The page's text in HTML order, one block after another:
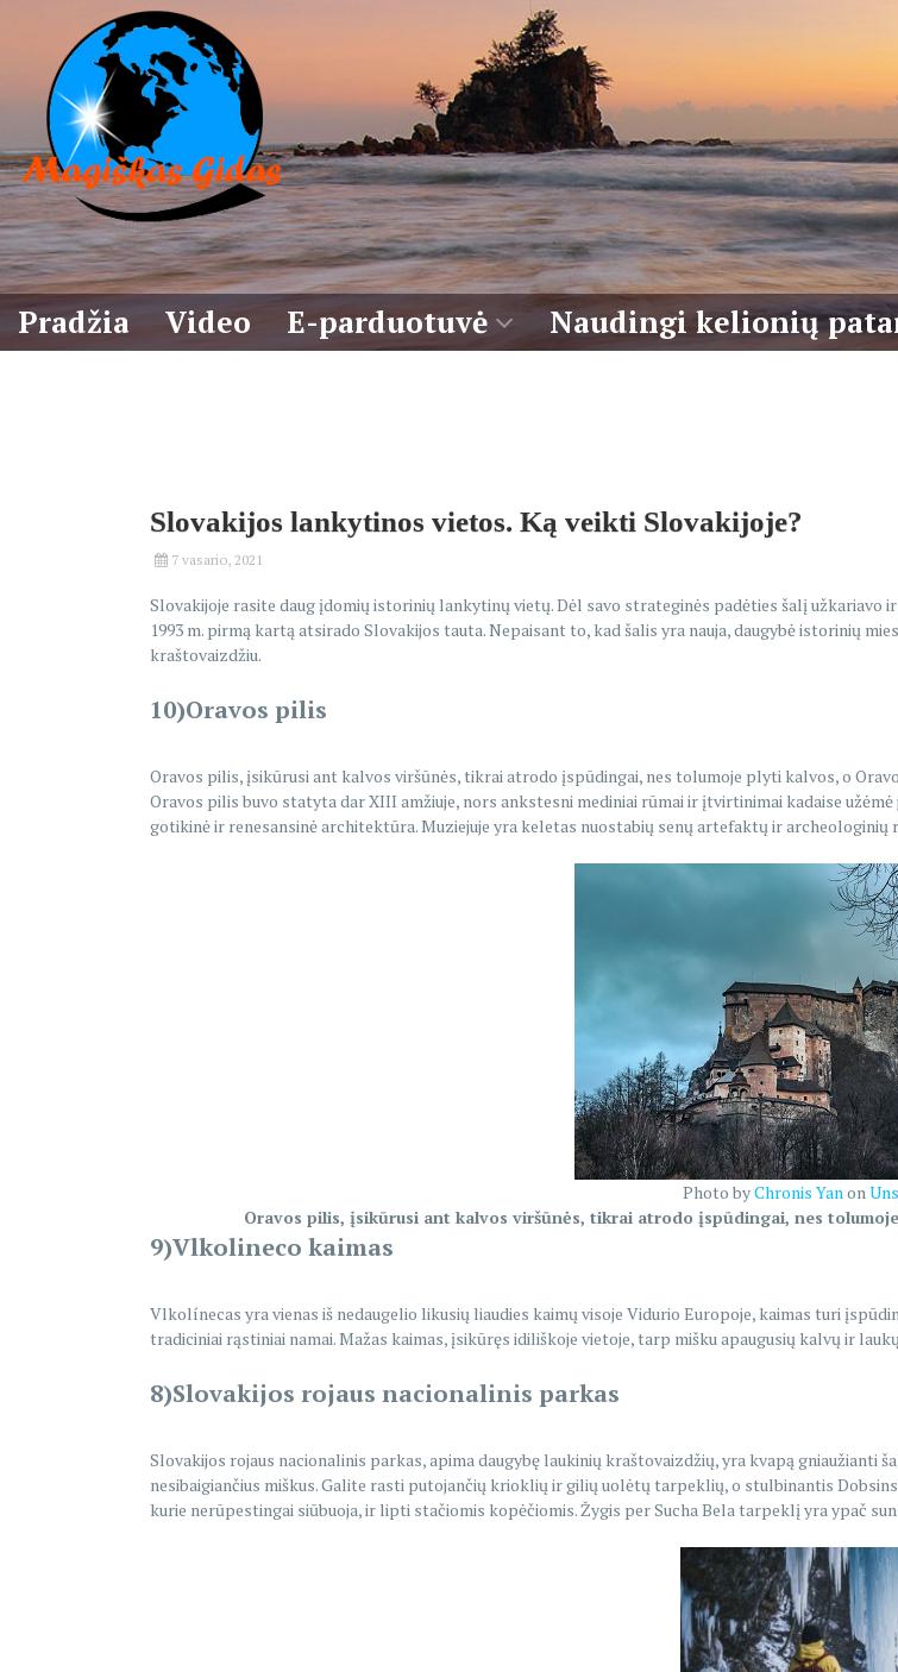
Pradžia Video
E-parduotuvė
Naudingi kelionių
Slovakijos lankytinos vietos. Ką veikti Slovakijoje?
7 vasario, 2021
Slovakijoje rasite daug įdomių istorinių lankytinų vietų. Dėl savo strateginės padėties šalį užkariavo
1993 m. pirmą kartą atsirado Slovakijos tauta. Nepaisant to, kad šalis yra nauja, daugybė istorinių
kraštovaizdžiu.
10)Oravos pilis
Oravos pilis, įsikūrusi ant kalvos viršūnės, tikrai atrodo įspūdingai, nes tolumoje plyti kalvos, o
Oravos pilis buvo statyta dar XIII amžiuje, nors ankstesni mediniai rūmai ir įtvirtinimai kadaise
gotikinė ir renesansinė architektūra. Muziejuje yra keletas nuostabių senų artefaktų ir
Photo byChronis Yan on
Oravos pilis, įsikūrusi ant kalvos viršūnės, tikrai atrodo įspūdingai, nes
9)Vlkolineco kaimas
Vlkolínecas yra vienas iš nedaugelio likusių liaudies kaimų visoje Vidurio Europoje, kaimas turi
tradiciniai rąstiniai namai. Mažas kaimas, įsikūręs idiliškoje vietoje, tarp mišku apaugusių kalvų ir
8)Slovakijos rojaus nacionalinis parkas
Slovakijos rojaus nacionalinis parkas, apima daugybę laukinių kraštovaizdžių, yra kvapą gniaužianti
nesibaigiančius miškus. Galite rasti putojančių krioklių ir gilių uolėtų tarpeklių, o stulbinantis
kurie nerūpestingai siūbuoja, ir lipti stačiomis kopėčiomis. Žygis per Sucha Bela tarpeklį yra ypač